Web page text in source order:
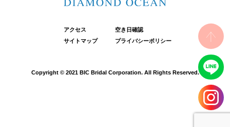
アクセス
空き日確認
サイトマップ
プライバシーポリシー
Copyright © 2021 BIC Bridal Corporation. All Rights Reserved.